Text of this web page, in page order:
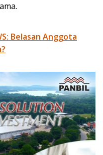
Belasan Anggota